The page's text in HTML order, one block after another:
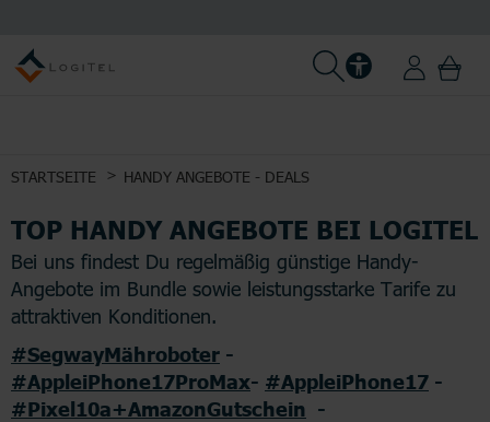
STARTSEITE HANDY ANGEBOTE - DEALS
TOP HANDY ANGEBOTE BEI LOGITEL
Bei uns findest Du regelmäßig günstige Handy-
Angebote im Bundle sowie leistungsstarke Tarife zu
attraktiven Konditionen.
#SegwayMähroboter -
#AppleiPhone17ProMax- #AppleiPhone17 -
#Pixel10a+AmazonGutschein -